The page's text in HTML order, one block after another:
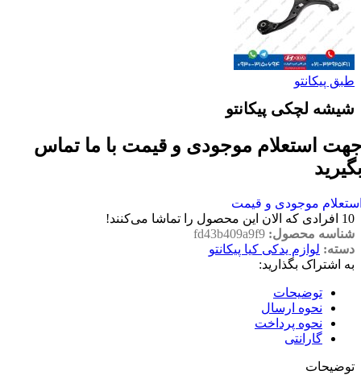
طبق پیکانتو
شیشه لچکی پیکانتو
استعلام موجودی و قیمت با ما تماس
موجودی و قیمت
10 افرادی که الان این محصول را تماشا می‌کنند!
شناسه محصول: fd43b409a9f9
دسته: لوازم یدکی کیا پیکانتو
به اشتراک بگذارید:
توضیحات
نحوه ارسال
نحوه پرداخت
گارانتی
توضیحات